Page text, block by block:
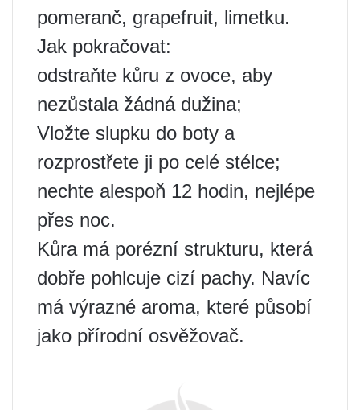
pomeranč, grapefruit, limetku.
Jak pokračovat:
odstraňte kůru z ovoce, aby
nezůstala žádná dužina;
Vložte slupku do boty a
rozprostřete ji po celé stélce;
nechte alespoň 12 hodin, nejlépe
přes noc.
Kůra má porézní strukturu, která
dobře pohlcuje cizí pachy. Navíc
má výrazné aroma, které působí
jako přírodní osvěžovač.